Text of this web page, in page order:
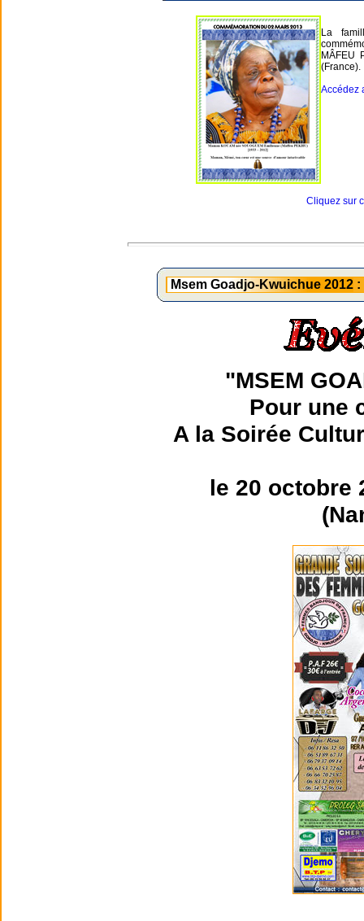
La
MÂFEU
(France).
Accédez
Cliquez sur
Msem Goadjo-Kwuichue 2012
"MSEM
Pour une
A la Soirée
le 20 octobre